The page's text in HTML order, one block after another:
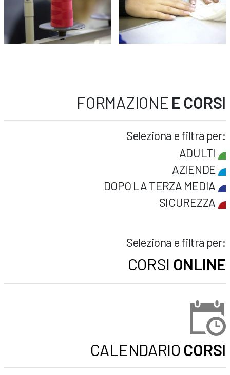
FORMAZIONE E CORSI
Seleziona e filtra per:
ADULTI
AZIENDE
DOPO LA TERZA MEDIA
SICUREZZA
Seleziona e filtra per:
CORSI ONLINE
CALENDARIO CORSI